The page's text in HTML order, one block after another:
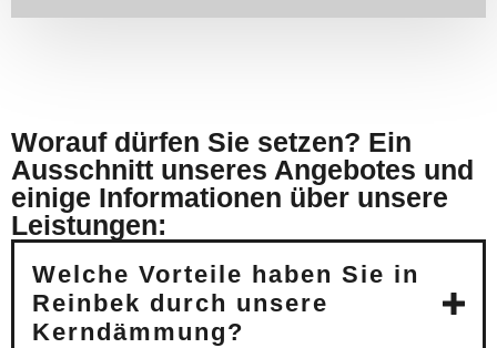
Worauf dürfen Sie setzen? Ein
Ausschnitt unseres Angebotes und
einige Informationen über unsere
Leistungen:
Welche Vorteile haben Sie in
Reinbek durch unsere
Kerndämmung?